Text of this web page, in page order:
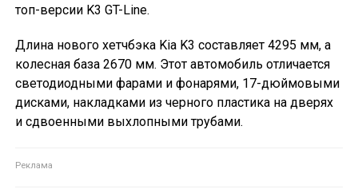
топ-версии K3 GT-Line.
Длина нового хетчбэка Kia K3 составляет 4295 мм, а
колесная база 2670 мм. Этот автомобиль отличается
светодиодными фарами и фонарями, 17-дюймовыми
дисками, накладками из черного пластика на дверях
и сдвоенными выхлопными трубами.